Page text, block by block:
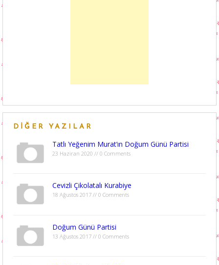
DIĞER YAZILAR
Tatlı Yeğenim Murat’ın Doğum Günü Partisi
23 Haziran 2020 // 0 Comments
Cevizli Çikolatalı Kurabiye
18 Ağustos 2017 // 0 Comments
Doğum Günü Partisi
13 Ağustos 2017 // 0 Comments